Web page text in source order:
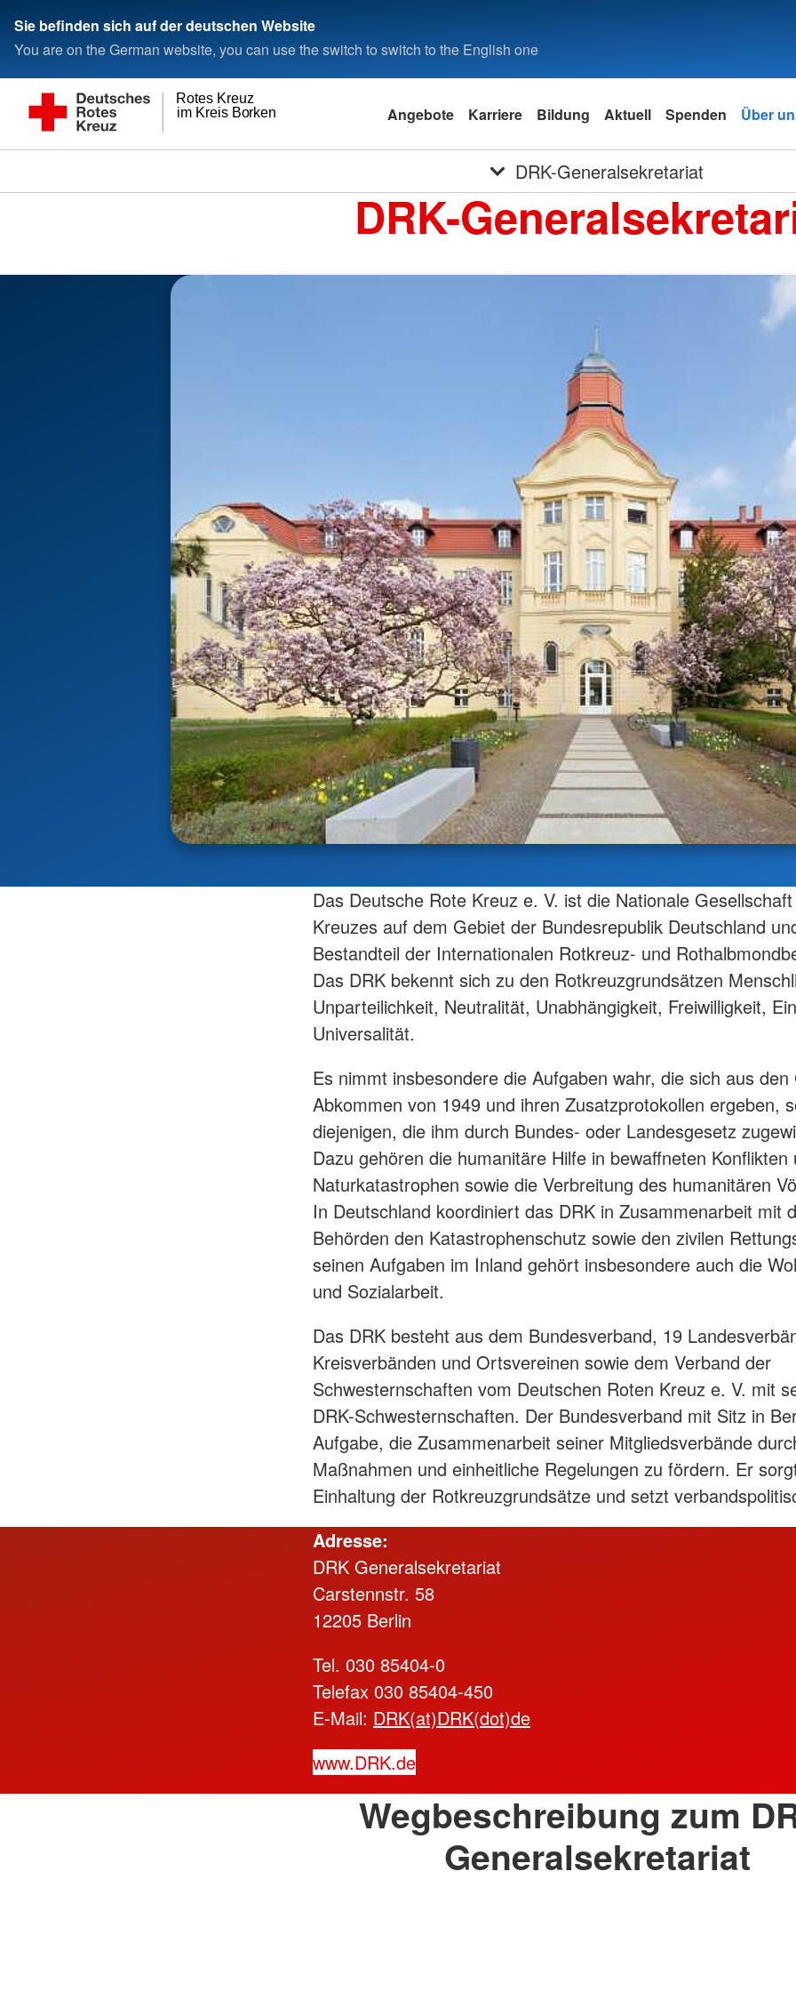
Sie befinden sich auf der deutschen Website
You are on the German website, you can use the switch to switch to the English one
im Kreis Borken
Rotes Kreuz
Angebote Karriere Bildung Aktuell Spenden Über
DRK-Generalsekretariat
DRK-
Das Deutsche Rote Kreuz e. V. ist die Nationale
Kreuzes auf dem Gebiet der Bundesrepublik Deutschland
Bestandteil der Internationalen Rotkreuz- und
Das DRK bekennt sich zu den Rotkreuzgrundsätzen
Unparteilichkeit, Neutralität, Unabhängigkeit, Freiwilligkeit,
Universalität.
Es nimmt insbesondere die Aufgaben wahr, die sich aus den
Abkommen von 1949 und ihren Zusatzprotokollen ergeben,
diejenigen, die ihm durch Bundes- oder Landesgesetz
Dazu gehören die humanitäre Hilfe in bewaffneten Konflikten
Naturkatastrophen sowie die Verbreitung des humanitären
In Deutschland koordiniert das DRK in Zusammenarbeit mit
Behörden den Katastrophenschutz sowie den zivilen
seinen Aufgaben im Inland gehört insbesondere auch die
und Sozialarbeit.
Das DRK besteht aus dem Bundesverband, 19
Kreisverbänden und Ortsvereinen sowie dem Verband der
Schwesternschaften vom Deutschen Roten Kreuz e. V. mit
DRK-Schwesternschaften. Der Bundesverband mit Sitz in
Aufgabe, die Zusammenarbeit seiner Mitgliedsverbände
Maßnahmen und einheitliche Regelungen zu fördern. Er
Einhaltung der Rotkreuzgrundsätze und setzt
Adresse:
DRK Generalsekretariat
Carstennstr. 58
12205 Berlin
Tel. 030 85404-0
Telefax 030 85404-450
E-Mail: DRK(at)DRK(dot)de
www.DRK.de
Wegbeschreibung zum
Generalsekretariat